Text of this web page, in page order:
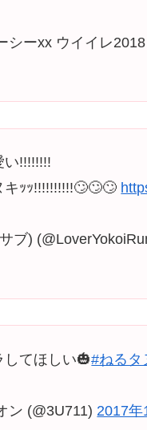
ーxx ウイイレ
い!!!!!!!!
キｯｯ!!!!!!!!!!🙄🙄🙄
ブ)
してほしい🎃#ねるタ
ン (@3U711) 2017年